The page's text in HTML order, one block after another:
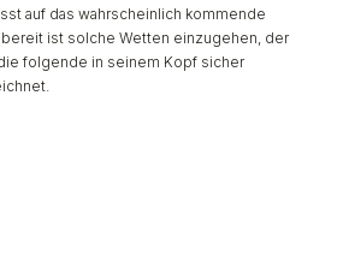
auf das wahrscheinlich kommende
ist solche Wetten einzugehen, der
folgende in seinem Kopf sicher